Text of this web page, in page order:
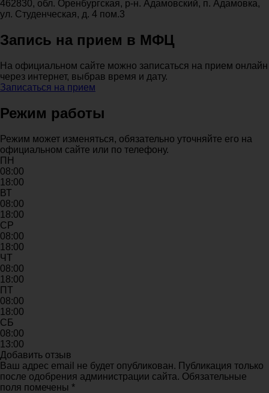
462830, обл. Оренбургская, р-н. Адамовский, п. Адамовка,
ул. Студенческая, д. 4 пом.3
Запись на прием в МФЦ
На официальном сайте можно записаться на прием онлайн
через интернет, выбрав время и дату.
Записаться на прием
Режим работы
Режим может изменяться, обязательно уточняйте его на
официальном сайте или по телефону.
ПН
08:00
18:00
ВТ
08:00
18:00
СР
08:00
18:00
ЧТ
08:00
18:00
ПТ
08:00
18:00
СБ
08:00
13:00
Добавить отзыв
Ваш адрес email не будет опубликован. Публикация только
после одобрения администрации сайта. Обязательные
поля помечены *